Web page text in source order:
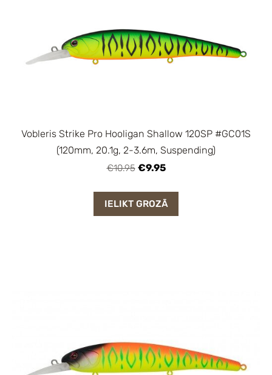
Vobleris Strike Pro Hooligan Shallow 120SP #GC01S
(120mm, 20.1g, 2-3.6m, Suspending)
€10.95 €9.95
IELIKT GROZĀ